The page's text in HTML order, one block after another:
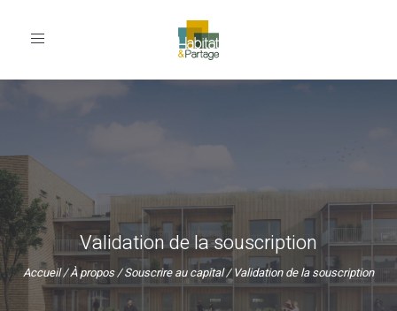
Toggle
Validation de la souscription
Accueil/À propos/Souscrire au capital/Validation de la souscription